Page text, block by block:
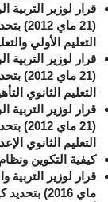
(21
التعليم الأولي
(21
التعليم الثانوي
(21
التعليم الثانوي
كيفية التكوين
ماي 2016)